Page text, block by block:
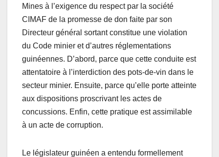
Mines à l’exigence du respect par la société
CIMAF de la promesse de don faite par son
Directeur général sortant constitue une violation
du Code minier et d’autres réglementations
guinéennes. D’abord, parce que cette conduite est
attentatoire à l’interdiction des pots-de-vin dans le
secteur minier. Ensuite, parce qu’elle porte atteinte
aux dispositions proscrivant les actes de
concussions. Enfin, cette pratique est assimilable
à un acte de corruption.
Le législateur guinéen a entendu formellement